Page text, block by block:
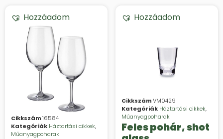
Hozzáadom
Cikkszám16584
Kategóriák Háztartási cikkek,
Műanyagpoharak
Hozzáadom
CikkszámVM0429
Kategóriák Háztartási cikkek,
Műanyagpoharak
Feles pohár, shot